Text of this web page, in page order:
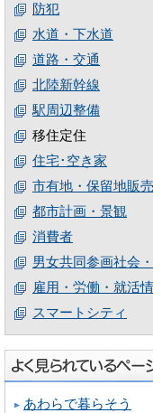
防犯
水道・下水道
道路・交通
北陸新幹線
駅周辺整備
移住定住
住宅･空き家
市有地・保留地販売
都市計画・景観
消費者
男女共同参画社会
雇用・労働・就活
スマートシティ
あわらで暮らそう